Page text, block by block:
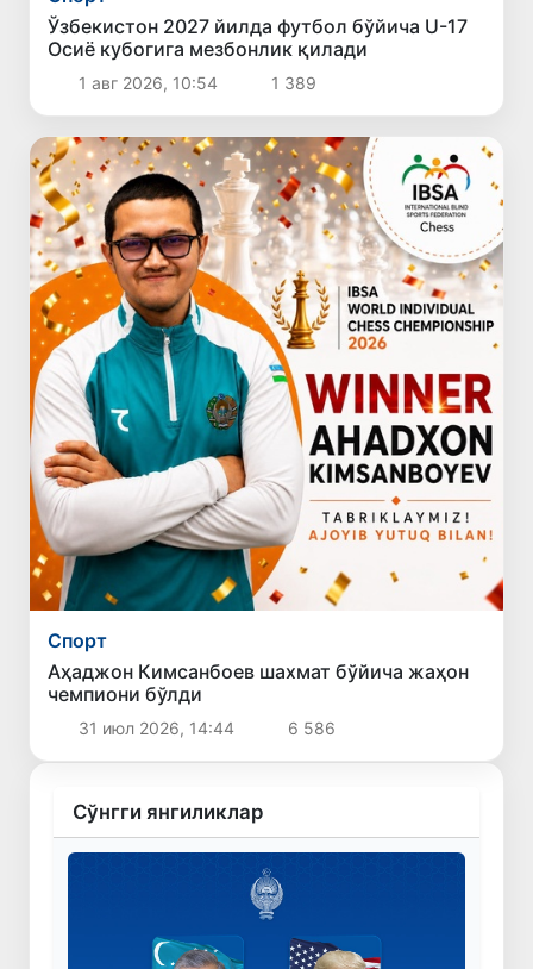
Ўзбекистон 2027 йилда футбол бўйича U-17
Осиё кубогига мезбонлик қилади
1 авг 2026, 10:54 1 389
Спорт
Аҳаджон Кимсанбоев шахмат бўйича жаҳон
чемпиони бўлди
31 июл 2026, 14:44 6 586
Сўнгги янгиликлар